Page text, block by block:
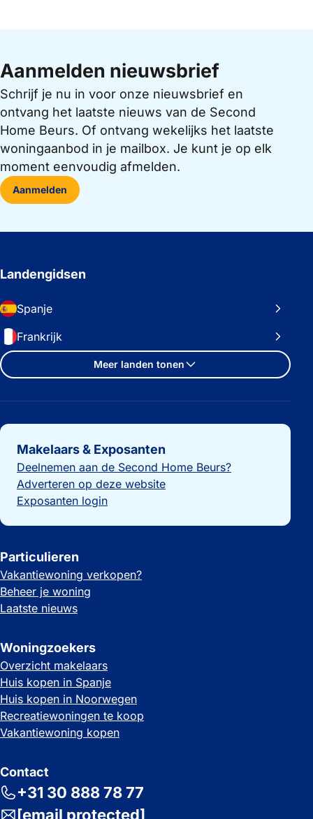
Aanmelden nieuwsbrief
Schrijf je nu in voor onze nieuwsbrief en
ontvang het laatste nieuws van de Second
Home Beurs. Of ontvang wekelijks het laatste
woningaanbod in je mailbox. Je kunt je op elk
moment eenvoudig afmelden.
Aanmelden
Landengidsen
Spanje
Frankrijk
Meer landen tonen
Belangrijke links
Makelaars & Exposanten
Deelnemen aan de Second Home Beurs?
Adverteren op deze website
Exposanten login
Particulieren
Vakantiewoning verkopen?
Beheer je woning
Laatste nieuws
Woningzoekers
Overzicht makelaars
Huis kopen in Spanje
Huis kopen in Noorwegen
Recreatiewoningen te koop
Vakantiewoning kopen
Contact
+31 30 888 78 77
[email protected]